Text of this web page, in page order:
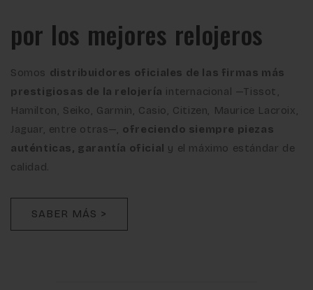
por los mejores relojeros
Somos distribuidores oficiales de las firmas más
prestigiosas de la relojería internacional —Tissot,
Hamilton, Seiko, Garmin, Casio, Citizen, Maurice Lacroix,
Jaguar, entre otras—, ofreciendo siempre piezas
auténticas, garantía oficial y el máximo estándar de
calidad.
SABER MÁS >